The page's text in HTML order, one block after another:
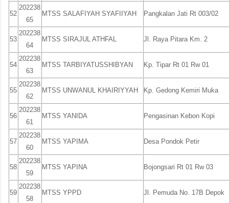
52
202238
65
MTSS SALAFIYAH SYAFIIYAH Pangkalan Jati Rt 003/02
53
202238
64
MTSS SIRAJUL ATHFAL Jl. Raya Pitara Km. 2
54
202238
63
MTSS TARBIYATUSSHIBYAN Kp. Tipar Rt 01 Rw 01
55
202238
62
MTSS UNWANUL KHAIRIYYAH Kp. Gedong Kemiri Muka
56
202238
61
MTSS YANIDA Pengasinan Kebon Kopi
57
202238
60
MTSS YAPIMA Desa Pondok Petir
58
202238
59
MTSS YAPINA Bojongsari Rt 01 Rw 03
59
202238
58
MTSS YPPD Jl. Pemuda No. 17B Depok